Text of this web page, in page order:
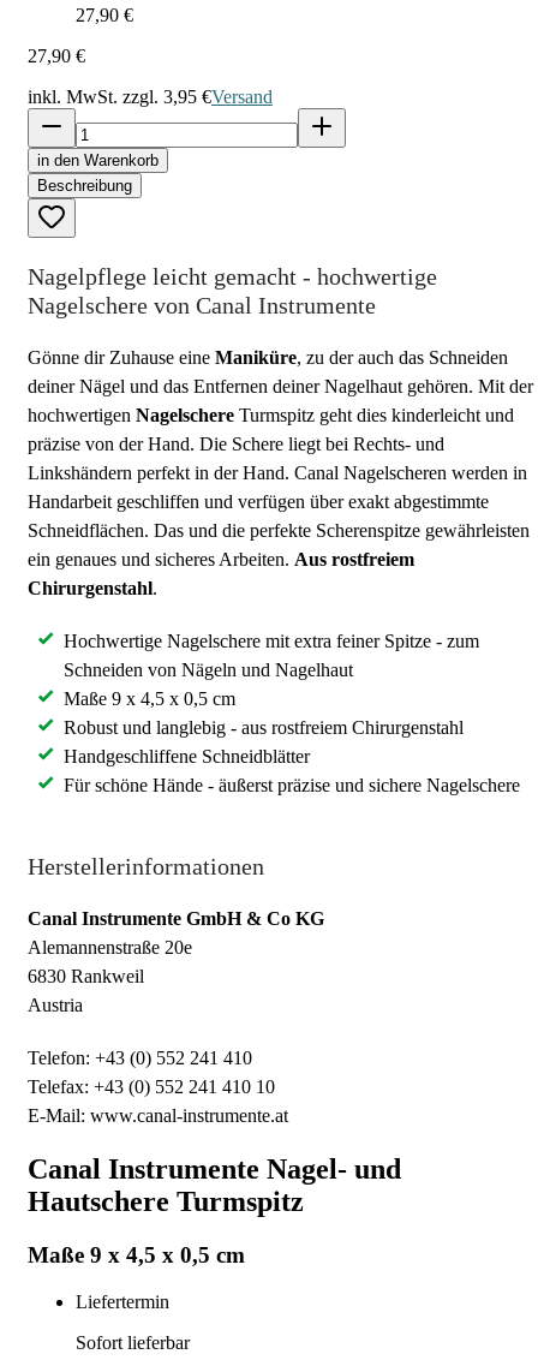
27,90 €
27,90 €
inkl. MwSt. zzgl. 3,95 €Versand
in den Warenkorb
Beschreibung
Nagelpflege leicht gemacht - hochwertige
Nagelschere von Canal Instrumente
Gönne dir Zuhause eine Maniküre, zu der auch das Schneiden
deiner Nägel und das Entfernen deiner Nagelhaut gehören. Mit der
hochwertigen Nagelschere Turmspitz geht dies kinderleicht und
präzise von der Hand. Die Schere liegt bei Rechts- und
Linkshändern perfekt in der Hand. Canal Nagelscheren werden in
Handarbeit geschliffen und verfügen über exakt abgestimmte
Schneidflächen. Das und die perfekte Scherenspitze gewährleisten
ein genaues und sicheres Arbeiten. Aus rostfreiem
Chirurgenstahl.
Hochwertige Nagelschere mit extra feiner Spitze - zum
Schneiden von Nägeln und Nagelhaut
Maße 9 x 4,5 x 0,5 cm
Robust und langlebig - aus rostfreiem Chirurgenstahl
Handgeschliffene Schneidblätter
Für schöne Hände - äußerst präzise und sichere Nagelschere
Herstellerinformationen
Canal Instrumente GmbH & Co KG
Alemannenstraße 20e
6830 Rankweil
Austria
Telefon: +43 (0) 552 241 410
Telefax: +43 (0) 552 241 410 10
E-Mail: www.canal-instrumente.at
Canal Instrumente Nagel- und
Hautschere Turmspitz
Maße 9 x 4,5 x 0,5 cm
Liefertermin
Sofort lieferbar